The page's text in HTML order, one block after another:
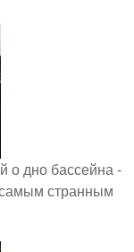
о дно бассейна -
самым странным